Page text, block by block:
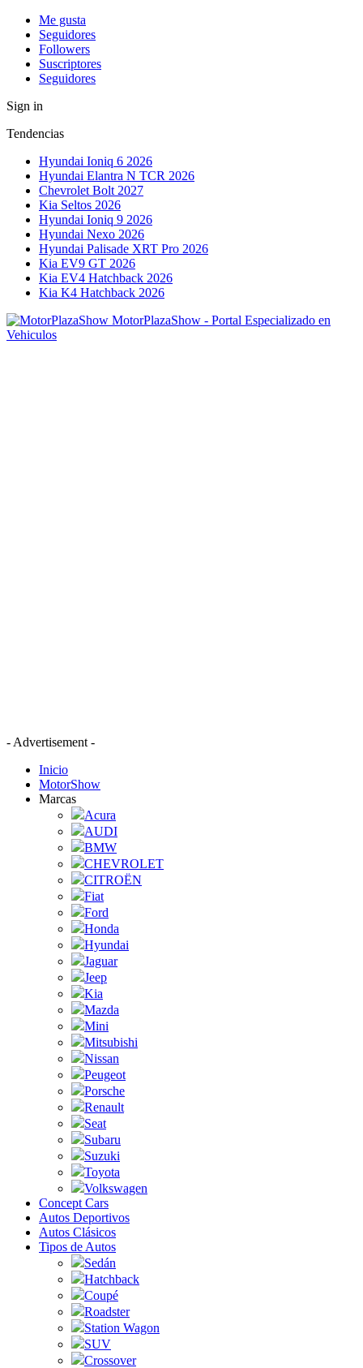
Me gusta
Seguidores
Followers
Suscriptores
Seguidores
Sign in
Tendencias
Hyundai Ioniq 6 2026
Hyundai Elantra N TCR 2026
Chevrolet Bolt 2027
Kia Seltos 2026
Hyundai Ioniq 9 2026
Hyundai Nexo 2026
Hyundai Palisade XRT Pro 2026
Kia EV9 GT 2026
Kia EV4 Hatchback 2026
Kia K4 Hatchback 2026
MotorPlazaShow - Portal Especializado en
Vehiculos
- Advertisement -
Inicio
MotorShow
Marcas
Acura
AUDI
BMW
CHEVROLET
CITROËN
Fiat
Ford
Honda
Hyundai
Jaguar
Jeep
Kia
Mazda
Mini
Mitsubishi
Nissan
Peugeot
Porsche
Renault
Seat
Subaru
Suzuki
Toyota
Volkswagen
Concept Cars
Autos Deportivos
Autos Clásicos
Tipos de Autos
Sedán
Hatchback
Coupé
Roadster
Station Wagon
SUV
Crossover